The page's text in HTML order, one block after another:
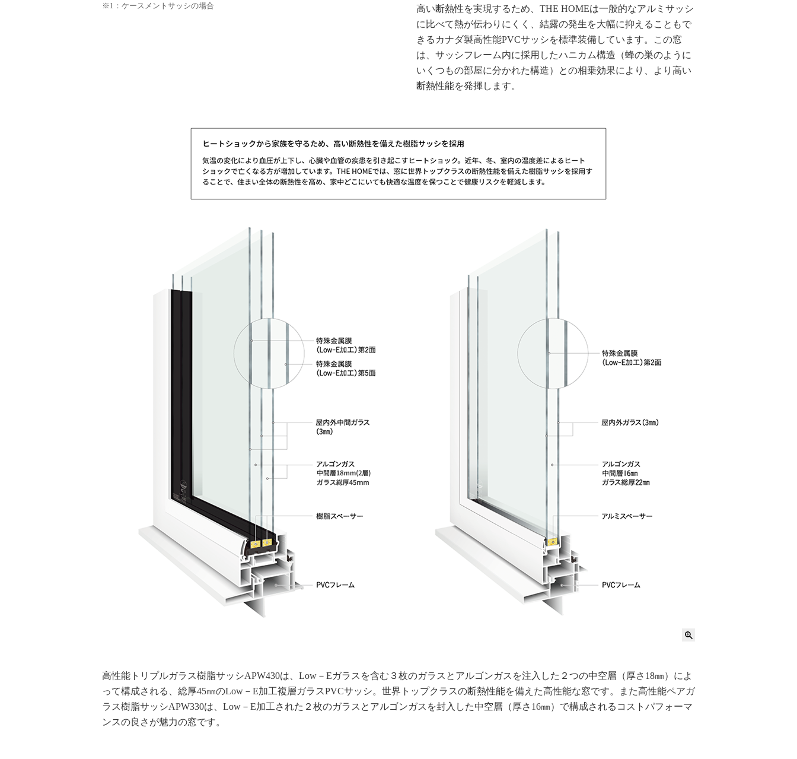
高い断熱性を実現するため、THE HOMEは一般的なアルミサッシ
に比べて熱が伝わりにくく、結露の発生を大幅に抑えることもで
きるカナダ製高性能PVCサッシを標準装備しています。この窓
は、サッシフレーム内に採用したハニカム構造（蜂の巣のように
いくつもの部屋に分かれた構造）との相乗効果により、より高い
断熱性能を発揮します。
※1：ケースメントサッシの場合
高性能トリプルガラス樹脂サッシAPW430は、Low－Eガラスを含む３枚のガラスとアルゴンガスを注入した２つの中空層（厚さ18㎜）によ
って構成される、総厚45㎜のLow－E加工複層ガラスPVCサッシ。世界トップクラスの断熱性能を備えた高性能な窓です。また高性能ペアガ
ラス樹脂サッシAPW330は、Low－E加工された２枚のガラスとアルゴンガスを封入した中空層（厚さ16㎜）で構成されるコストパフォーマ
ンスの良さが魅力の窓です。